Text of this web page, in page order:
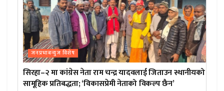
जनप्रभाबन्युज विशेष
सिरहा–२ मा कांग्रेस नेता राम चन्द्र यादवलाई जिताउन स्थानीयको
सामूहिक प्रतिबद्धता; ‘विकासप्रेमी नेताको विकल्प छैन’